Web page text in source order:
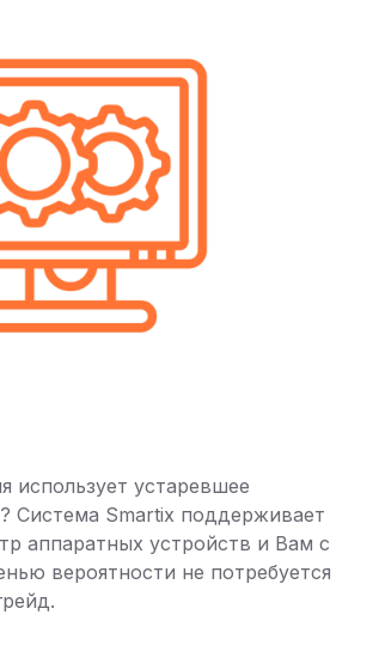
использует устаревшее
Система Smartix поддерживает
аппаратных устройств и Вам с
вероятности не потребуется